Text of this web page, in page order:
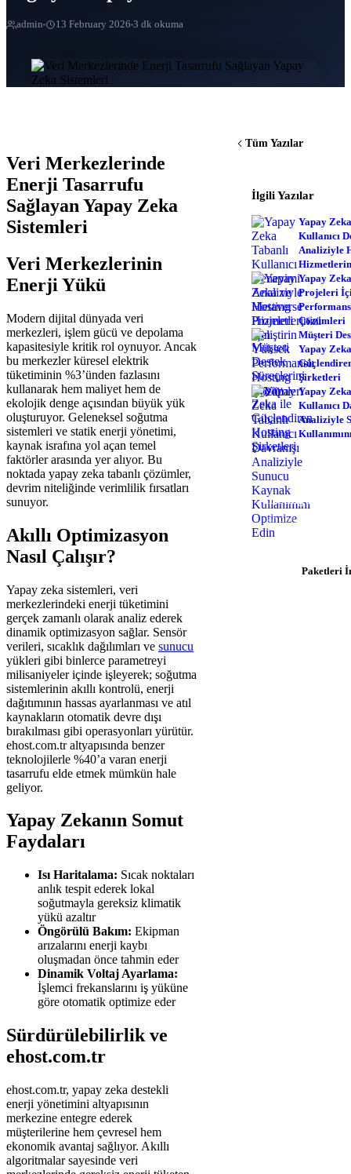
admin 13 February 2026 3 dk okuma
Veri Merkezlerinde
Enerji Tasarrufu
Sağlayan Yapay Zeka
Sistemleri
Veri Merkezlerinin
Enerji Yükü
Modern dijital dünyada veri
merkezleri, işlem gücü ve depolama
kapasitesiyle kritik rol oynuyor. Ancak
bu merkezler küresel elektrik
tüketiminin %3’ünden fazlasını
kullanarak hem maliyet hem de
ekolojik denge açısından büyük yük
oluşturuyor. Geleneksel soğutma
sistemleri ve statik enerji yönetimi,
kaynak israfına yol açan temel
faktörler arasında yer alıyor. Bu
noktada yapay zeka tabanlı çözümler,
devrim niteliğinde verimlilik fırsatları
sunuyor.
Akıllı Optimizasyon
Nasıl Çalışır?
Yapay zeka sistemleri, veri
merkezlerindeki enerji tüketimini
gerçek zamanlı olarak analiz ederek
dinamik optimizasyon sağlar. Sensör
verileri, sıcaklık dağılımları ve sunucu
yükleri gibi binlerce parametreyi
milisaniyeler içinde işleyerek; soğutma
sistemlerinin akıllı kontrolü, enerji
dağıtımının hassas ayarlanması ve atıl
kaynakların otomatik devre dışı
bırakılması gibi operasyonları yürütür.
ehost.com.tr altyapısında benzer
teknolojilerle %40’a varan enerji
tasarrufu elde etmek mümkün hale
geliyor.
Yapay Zekanın Somut
Faydaları
Isı Haritalama: Sıcak noktaları
anlık tespit ederek lokal
soğutmayla gereksiz klimatik
yükü azaltır
Öngörülü Bakım: Ekipman
arızalarını enerji kaybı
oluşmadan önce tahmin eder
Dinamik Voltaj Ayarlama:
İşlemci frekanslarını iş yüküne
göre otomatik optimize eder
Sürdürülebilirlik ve
ehost.com.tr
ehost.com.tr, yapay zeka destekli
enerji yönetimini altyapısının
merkezine entegre ederek
müşterilerine hem çevresel hem
ekonomik avantaj sağlıyor. Akıllı
algoritmalar sayesinde veri
Tüm Yazılar
İlgili Yazılar
Yapay
Kullanıcı
Analiziyle
Yapay
Projeleri
Çözümleri
Müşteri
Yapay
Şirketleri
Yapay
Kullanıcı
Analiziyle
Hosting
$0.92/ay'dan
Paketleri